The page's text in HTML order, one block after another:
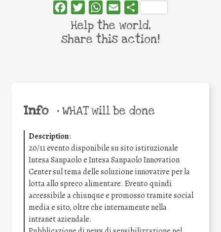
Info •WHAT will be done
Description:
20/11 evento disponibile su sito istituzionale
Intesa Sanpaolo e Intesa Sanpaolo Innovation
Center sul tema delle soluzione innovative per la
lotta allo spreco alimentare. Evento quindi
accessibile a chiunque e promosso tramite social
media e sito, oltre che internamente nella
intranet aziendale.
FacebookTwitterWhatsApp
Email Share
Help the world,
share this action!